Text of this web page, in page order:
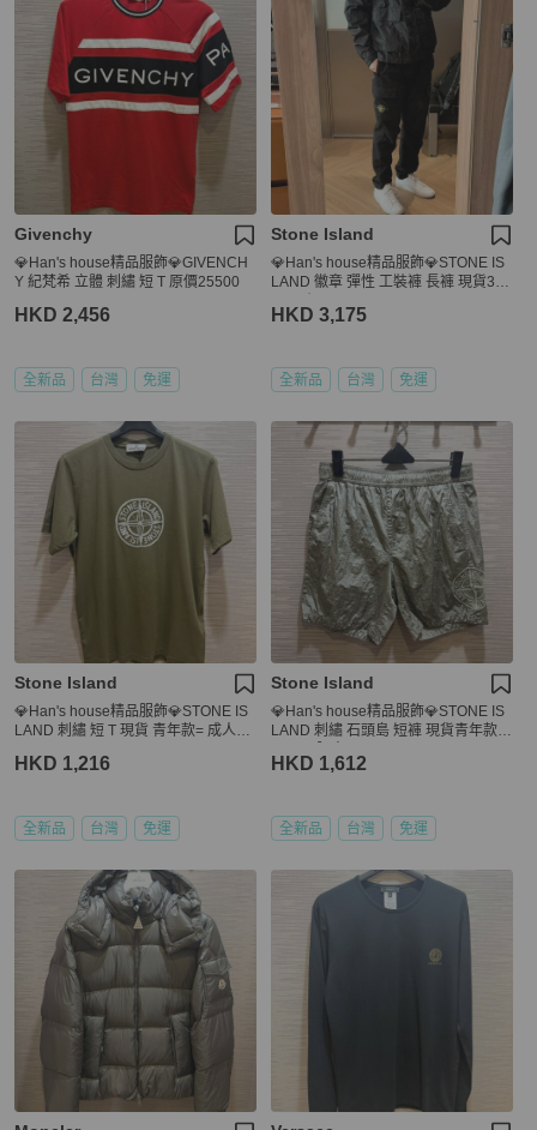
Givenchy
💎Han's house精品服飾💎GIVENCH
Y 紀梵希 立體 刺繡 短 T 原價25500
HKD 2,456
全新品 台灣 免運
Stone Island
💎Han's house精品服飾💎STONE IS
LAND 徽章 彈性 工裝褲 長褲 現貨32/
HKD 3,175
全新品 台灣 免運
Stone Island
💎Han's house精品服飾💎STONE IS
LAND 刺繡 短 T 現貨 青年款= 成人男
HKD 1,216
全新品 台灣 免運
Stone Island
💎Han's house精品服飾💎STONE IS
LAND 刺繡 石頭島 短褲 現貨青年款 =
HKD 1,612
全新品 台灣 免運